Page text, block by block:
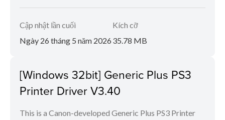
Cập nhật lần cuối
Ngày 26 tháng 5 năm 2026
Kích cỡ
35.78 MB
[Windows 32bit] Generic Plus PS3
Printer Driver V3.40
This is a Canon-developed Generic Plus PS3 Printer